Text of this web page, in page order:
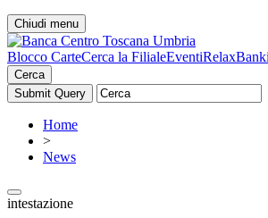
Chiudi menu
Blocco CarteCerca la FilialeEventi
Cerca
Home
>
News
intestazione